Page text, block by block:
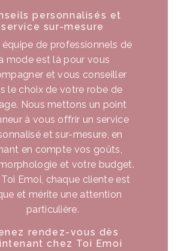
personnalisés et
service sur-mesure
équipe de professionnels de
mode est là pour vous
et vous conseiller
le choix de votre robe de
Nous mettons un point
à vous offrir un service
et sur-mesure, en
en compte vos goûts,
et votre budget.
Toi Emoi, chaque cliente est
et mérite une attention
particulière.
rendez-vous dès
chez Toi Emoi